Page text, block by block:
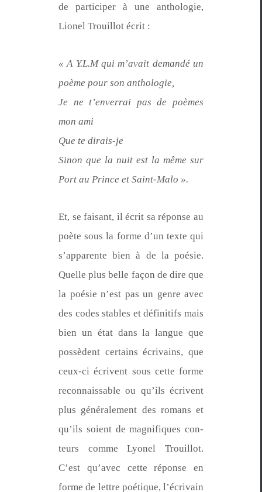
de par­ticiper à une antholo­gie,
Lionel Trouil­lot écrit :
« A Y.L.M qui m’avait demandé un
poème pour son anthologie,
Je ne t’en­ver­rai pas de poèmes
mon ami
Que te dirais-je
Sinon que la nuit est la même sur
Port au Prince et Saint-Malo ».
Et, se faisant, il écrit sa réponse au
poète sous la forme d’un texte qui
s’ap­par­ente bien à de la poésie.
Quelle plus belle façon de dire que
la poésie n’est pas un genre avec
des codes sta­bles et défini­tifs mais
bien un état dans la langue que
pos­sè­dent cer­tains écrivains, que
ceux-ci écrivent sous cette forme
recon­naiss­able ou qu’ils écrivent
plus générale­ment des romans et
qu’ils soient de mag­nifiques con­
teurs comme Lyonel Trouil­lot.
C’est qu’avec cette réponse en
forme de let­tre poé­tique, l’écrivain